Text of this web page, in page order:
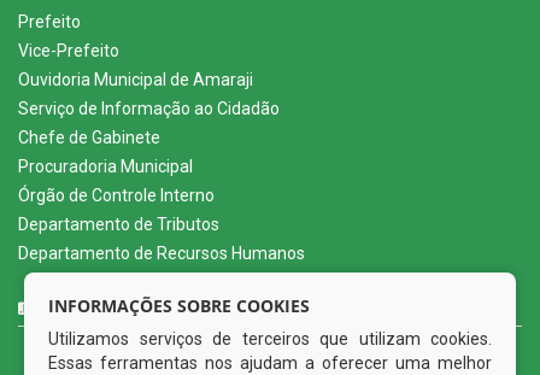
Prefeito
Vice-Prefeito
Ouvidoria Municipal de Amaraji
Serviço de Informação ao Cidadão
Chefe de Gabinete
Procuradoria Municipal
Órgão de Controle Interno
Departamento de Tributos
Departamento de Recursos Humanos
CURTA NOSSA FAN PAGE
INFORMAÇÕES SOBRE COOKIES
Utilizamos serviços de terceiros que utilizam cookies.
Essas ferramentas nos ajudam a oferecer uma melhor